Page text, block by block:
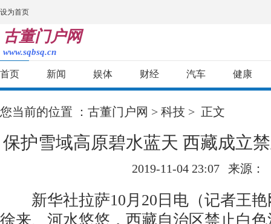
设为首页
古董门户网
www.sqbsq.cn
首页 新闻 娱体 财经 汽车 健康
您当前的位置 ： 古董门户网 > 科技 > 正文
保护雪域高原碧水蓝天 西藏成立
2019-11-04 23:07 来源：
新华社拉萨10月20日电（记者王艳
徐来、河水悠悠，西藏自治区禁止白